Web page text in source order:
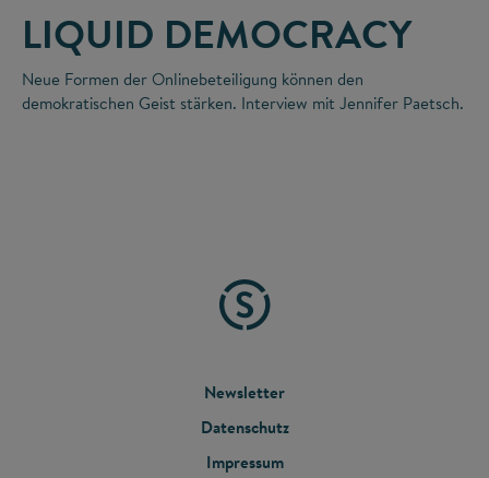
LIQUID DEMOCRACY
Neue Formen der Onlinebeteiligung können den
demokratischen Geist stärken. Interview mit Jennifer Paetsch.
FOOTER
MENU
Newsletter
Datenschutz
Impressum